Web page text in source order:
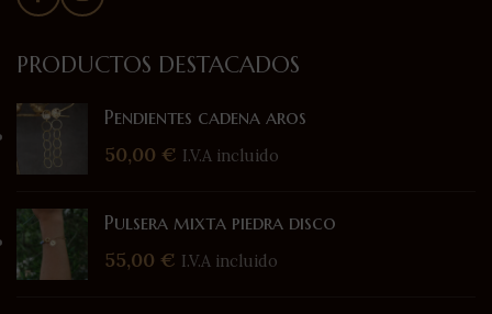
PRODUCTOS DESTACADOS
Pendientes cadena aros
50,00 € I.V.A incluido
Pulsera mixta piedra disco
55,00 € I.V.A incluido